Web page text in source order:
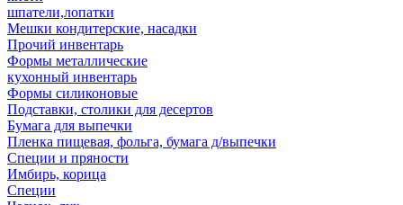
шпатели,лопатки
Мешки кондитерские, насадки
Прочий инвентарь
Формы металлические
кухонный инвентарь
Формы силиконовые
Подставки, столики для десертов
Бумага для выпечки
Пленка пищевая, фольга, бумага д/выпечки
Специи и пряности
Имбирь, корица
Специи